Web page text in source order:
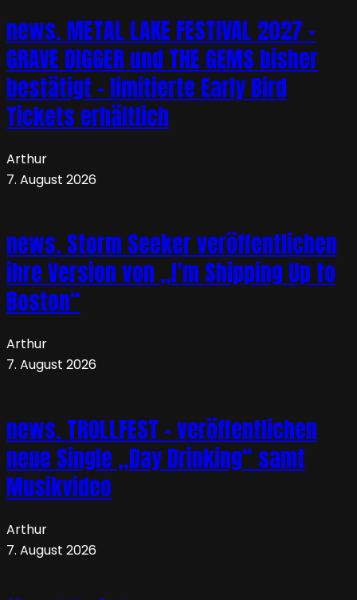
news. METAL LAKE FESTIVAL 2027 –
GRAVE DIGGER und THE GEMS bisher
bestätigt – limitierte Early Bird
Tickets erhältlich
Arthur
7. August 2026
news. Storm Seeker veröffentlichen
ihre Version von „I’m Shipping Up to
Boston“
Arthur
7. August 2026
news. TROLLFEST – veröffentlichen
neue Single „Day Drinking“ samt
Musikvideo
Arthur
7. August 2026